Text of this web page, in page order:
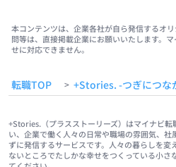
本コンテンツは、企業各社が自ら発信するオ
問等は、直接掲載企業にお願いいたします。
せに対応できません。
転職TOP > +Stories. -つぎにつな
+Stories.（プラスストーリーズ）はマイナビ
い、企業で働く人々の日常や職場の雰囲気、
ずに発信するサービスです。人々の暮らしを変
ないところでたしかな幸せをつくっている小